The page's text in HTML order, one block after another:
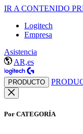
IR A CONTENIDO
Logitech
Empresa
Asistencia
AR,es
PRODUCTO
Por CATEGORÍA